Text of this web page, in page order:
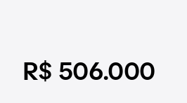
R$ 506.000